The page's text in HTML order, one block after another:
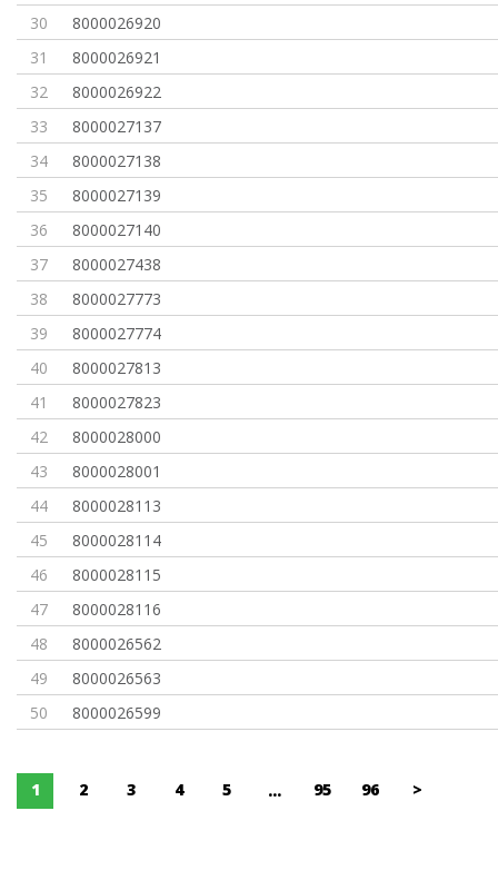
30
8000026920
31
8000026921
32
8000026922
33
8000027137
34
8000027138
35
8000027139
36
8000027140
37
8000027438
38
8000027773
39
8000027774
40
8000027813
41
8000027823
42
8000028000
43
8000028001
44
8000028113
45
8000028114
46
8000028115
47
8000028116
48
8000026562
49
8000026563
50
8000026599
1 2 3 4 5 ... 95 96 >